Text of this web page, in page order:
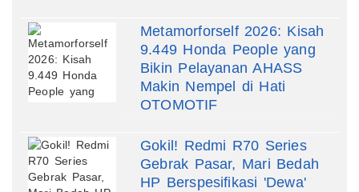
Metamorforself 2026: Kisah
9.449 Honda People yang
Bikin Pelayanan AHASS
Makin Nempel di Hati
OTOMOTIF
Gokil! Redmi R70 Series
Gebrak Pasar, Mari Bedah
HP Berspesifikasi 'Dewa'